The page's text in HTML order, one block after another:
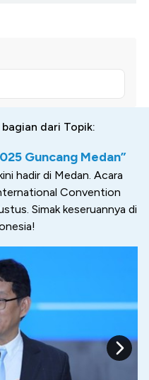
dari Topik:
Guncang Medan”
hadir di Medan. Acara
Convention
Simak keseruannya di